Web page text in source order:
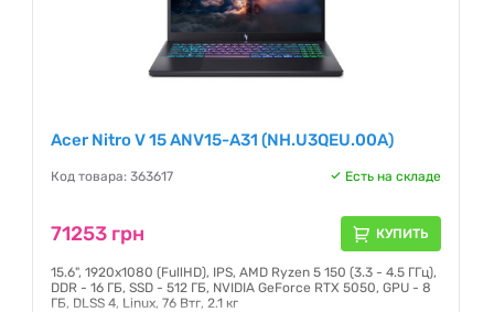
Acer Nitro V 15 ANV15-A31 (NH.U3QEU.00A)
Код товара: 363617 Есть на складе
71253 грн КУПИТЬ
15.6", 1920х1080 (FullHD), IPS, AMD Ryzen 5 150 (3.3 - 4.5 ГГц),
DDR - 16 ГБ, SSD - 512 ГБ, NVIDIA GeForce RTX 5050, GPU - 8
ГБ, DLSS 4, Linux, 76 Втг, 2.1 кг